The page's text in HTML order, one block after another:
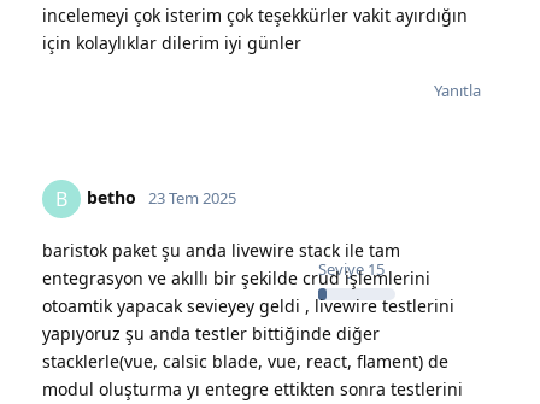
incelemeyi çok isterim çok teşekkürler vakit ayırdığın
için kolaylıklar dilerim iyi günler
Yanıtla
B betho
Seviye 15
23 Tem 2025
baristok paket şu anda livewire stack ile tam
entegrasyon ve akıllı bir şekilde crud işlemlerini
otoamtik yapacak sevieyey geldi , livewire testlerini
yapıyoruz şu anda testler bittiğinde diğer
stacklerle(vue, calsic blade, vue, react, flament) de
modul oluşturma yı entegre ettikten sonra testlerini